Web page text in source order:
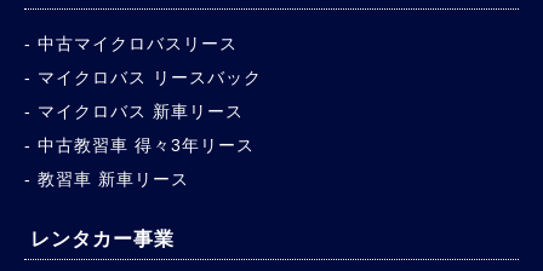
中古マイクロバスリース
マイクロバス リースバック
マイクロバス 新車リース
中古教習車 得々3年リース
教習車 新車リース
レンタカー事業